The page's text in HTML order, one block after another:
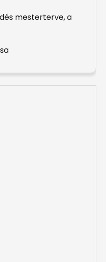
mesterterve, a